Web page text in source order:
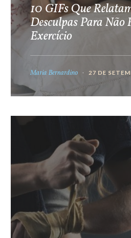
10 GIFs Que
Desculpas Para Não
Exercício
Maria Bernardino 27 DE